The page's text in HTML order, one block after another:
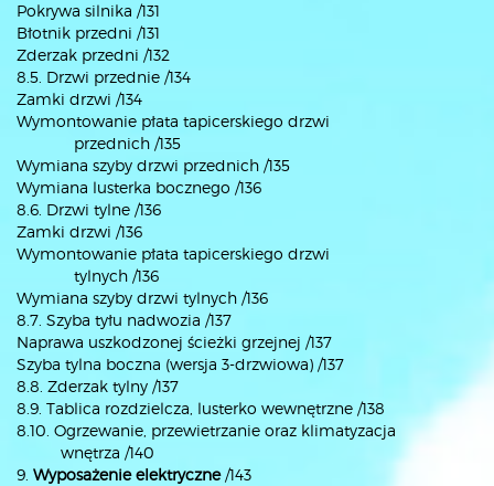
Pokrywa silnika /131
Błotnik przedni /131
Zderzak przedni /132
8.5. Drzwi przednie /134
Zamki drzwi /134
Wymontowanie płata tapicerskiego drzwi
przednich /135
Wymiana szyby drzwi przednich /135
Wymiana lusterka bocznego /136
8.6. Drzwi tylne /136
Zamki drzwi /136
Wymontowanie płata tapicerskiego drzwi
tylnych /136
Wymiana szyby drzwi tylnych /136
8.7. Szyba tyłu nadwozia /137
Naprawa uszkodzonej ścieżki grzejnej /137
Szyba tylna boczna (wersja 3-drzwiowa) /137
8.8. Zderzak tylny /137
8.9. Tablica rozdzielcza, lusterko wewnętrzne /138
8.10. Ogrzewanie, przewietrzanie oraz klimatyzacja
wnętrza /140
9. Wyposażenie elektryczne/143